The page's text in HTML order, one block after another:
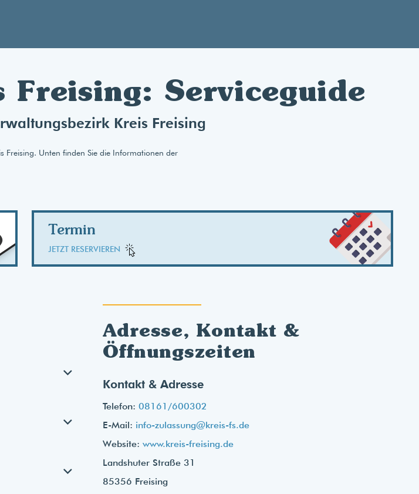
Freising: Serviceguide
Kreis Freising
Freising. Unten finden Sie die Informationen der
ABTermin
JETZT RESERVIEREN
Adresse, Kontakt &
Öffnungszeiten
Kontakt & Adresse
Telefon: 08161/600302
E-Mail: info-zulassung@kreis-fs.de
Website: www.kreis-freising.de
Landshuter Straße 31
85356 Freising